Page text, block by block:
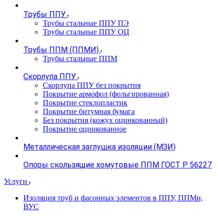
Трубы ППУ
Трубы стальные ППУ ПЭ
Трубы стальные ППУ ОЦ
Трубы ППМ (ППМИ)
Трубы стальные ППМ
Скорлупа ППУ
Скорлупа ППУ без покрытия
Покрытие армофол (фольгированная)
Покрытие стеклопластик
Покрытие битумная бумага
Без покрытия (кожух оцинкованный)
Покрытие оцинкованное
Металлическая заглушка изоляции (МЗИ)
Опоры скользящие хомутовые ППМ ГОСТ Р 56227
Услуги
Изоляция труб и фасонных элементов в ППУ, ППМи,
ВУС